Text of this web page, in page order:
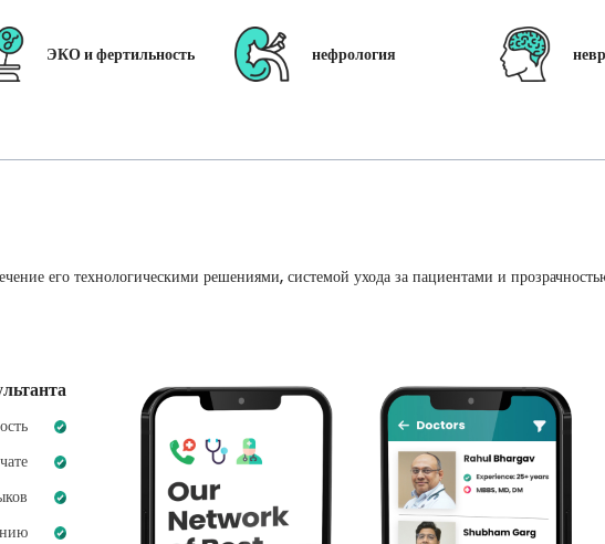
ЭКО и фертильность нефрология
его технологическими решениями, системой ухода за пациентами и